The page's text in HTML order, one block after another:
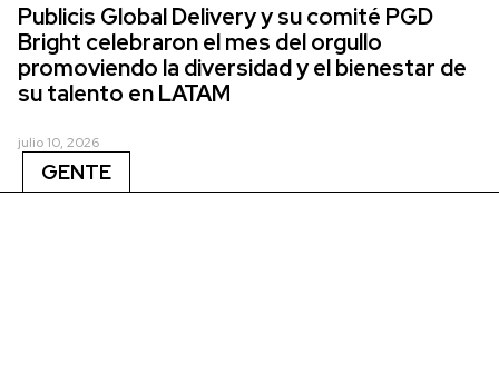
Publicis Global Delivery y su comité PGD
Bright celebraron el mes del orgullo
promoviendo la diversidad y el bienestar de
su talento en LATAM
julio 10, 2026
GENTE